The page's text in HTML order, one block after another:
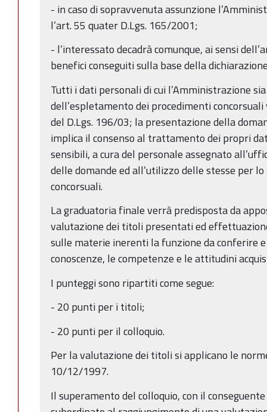
- in caso di sopravvenuta assunzione
l’art. 55 quater D.Lgs. 165/2001;
- l’interessato decadrà comunque, ai sensi
benefici conseguiti sulla base della
Tutti i dati personali di cui l’Amministrazione
dell’espletamento dei procedimenti
del D.Lgs. 196/03; la presentazione della
implica il consenso al trattamento dei propri
sensibili, a cura del personale assegnato
delle domande ed all’utilizzo delle stesse per
concorsuali.
La graduatoria finale verrà predisposta da
valutazione dei titoli presentati ed
sulle materie inerenti la funzione da conferire
conoscenze, le competenze e le attitudini
I punteggi sono ripartiti come segue:
- 20 punti per i titoli;
- 20 punti per il colloquio.
Per la valutazione dei titoli si applicano le
10/12/1997.
Il superamento del colloquio, con il